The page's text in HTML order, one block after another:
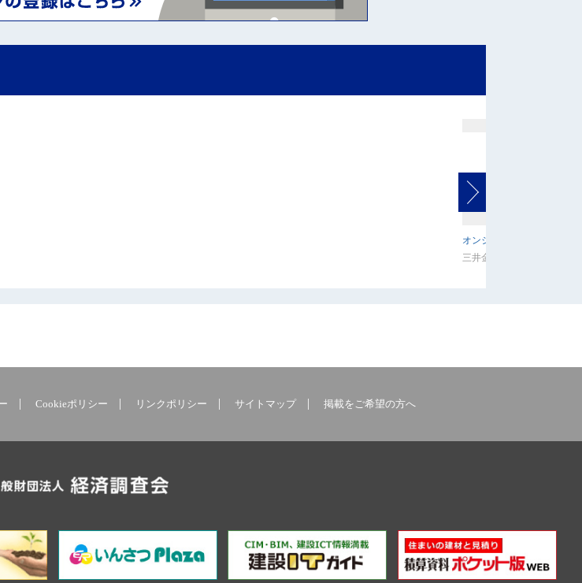
オンシャット
三井金属エンジニアリング
Cookieポリシー リンクポリシー サイトマップ 掲載をご希望の方へ